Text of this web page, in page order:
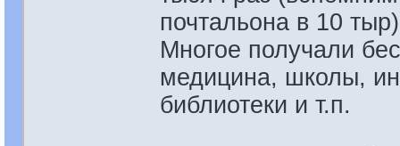
почтальона в 10
Многое получали
медицина, школы,
библиотеки и т.п.